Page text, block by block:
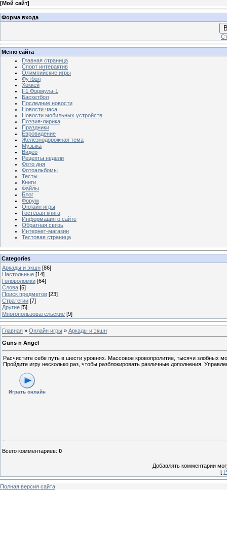
[Мой сайт]
Форма входа
Меню сайта
Главная страница
Спорт интерактив
Олимпийские игры
Футбол
Хоккей
F1 Формула-1
Баскетбол
Последние новости
Новости часа
Новости мобильных устройств
Поэзия-лирика
Праздники
Евровидение
Железнодорожная тема
Музыка
Видео
Рецепты недели
Фото дня
Фотоальбомы
Тесты
Книги
Файлы
Блог
Форум
Онлайн игры
Гостевая книга
Информация о сайте
Обратная связь
Интернет-магазин
Тестовая страница
Categories
Аркады и экшн [86]
Настольные [14]
Головоломки [64]
Слова [5]
Поиск предметов [23]
Стратегии [7]
Другие [5]
Многопользовательские [9]
Главная » Онлайн игры » Аркады и экшн
Guns n Angel
Расчистите себе путь в шести уровнях. Массовое кровопролитие, тысячи злобных
Пройдите игру несколько раз, чтобы разблокировать различные дополнения.
Играть онлайн
Всего комментариев: 0
Добавлять комментарии
[
Полная версия сайта